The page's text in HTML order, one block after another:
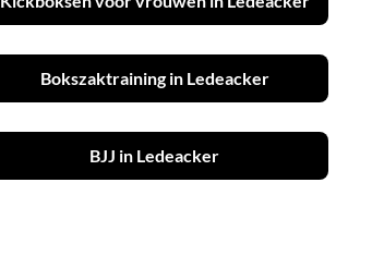
Bokszaktraining in Ledeacker
BJJ in Ledeacker